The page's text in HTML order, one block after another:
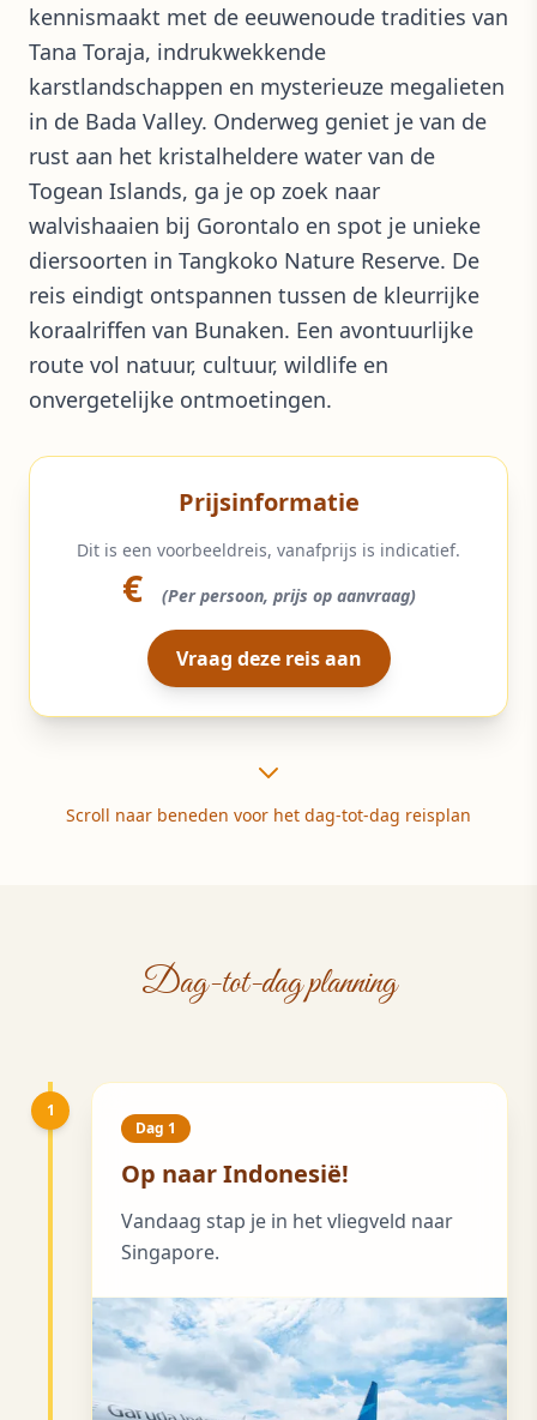
kennismaakt met de eeuwenoude tradities van
Tana Toraja, indrukwekkende
karstlandschappen en mysterieuze megalieten
in de Bada Valley. Onderweg geniet je van de
rust aan het kristalheldere water van de
Togean Islands, ga je op zoek naar
walvishaaien bij Gorontalo en spot je unieke
diersoorten in Tangkoko Nature Reserve. De
reis eindigt ontspannen tussen de kleurrijke
koraalriffen van Bunaken. Een avontuurlijke
route vol natuur, cultuur, wildlife en
onvergetelijke ontmoetingen.
Prijsinformatie
Dit is een voorbeeldreis, vanafprijs is indicatief.
€ (Per persoon, prijs op aanvraag)
Vraag deze reis aan
Scroll naar beneden voor het dag-tot-dag reisplan
Dag-tot-dag planning
1
Dag 1
Op naar Indonesië!
Vandaag stap je in het vliegveld naar
Singapore.